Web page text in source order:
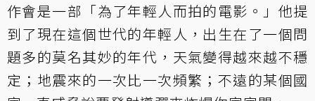
作會是一部「為了年輕人而拍的電影。」他提
到了現在這個世代的年輕人，出生在了一個問
題多的莫名其妙的年代，天氣變得越來越不穩
定；地震來的一次比一次頻繁；不遠的某個國